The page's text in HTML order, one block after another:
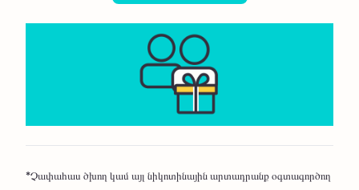
*Չափահաս ծխող կամ այլ նիկոտինային արտադրանք օգտագործող